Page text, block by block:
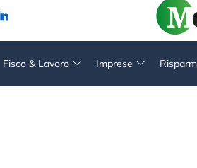
Fisco & Lavoro Imprese